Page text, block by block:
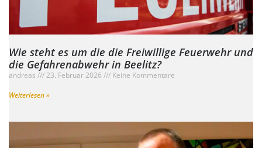
Wie steht es um die die Freiwillige Feuerwehr und
die Gefahrenabwehr in Beelitz?
andreas 23. Februar 2026
Keine Kommentare
Weiterlesen »